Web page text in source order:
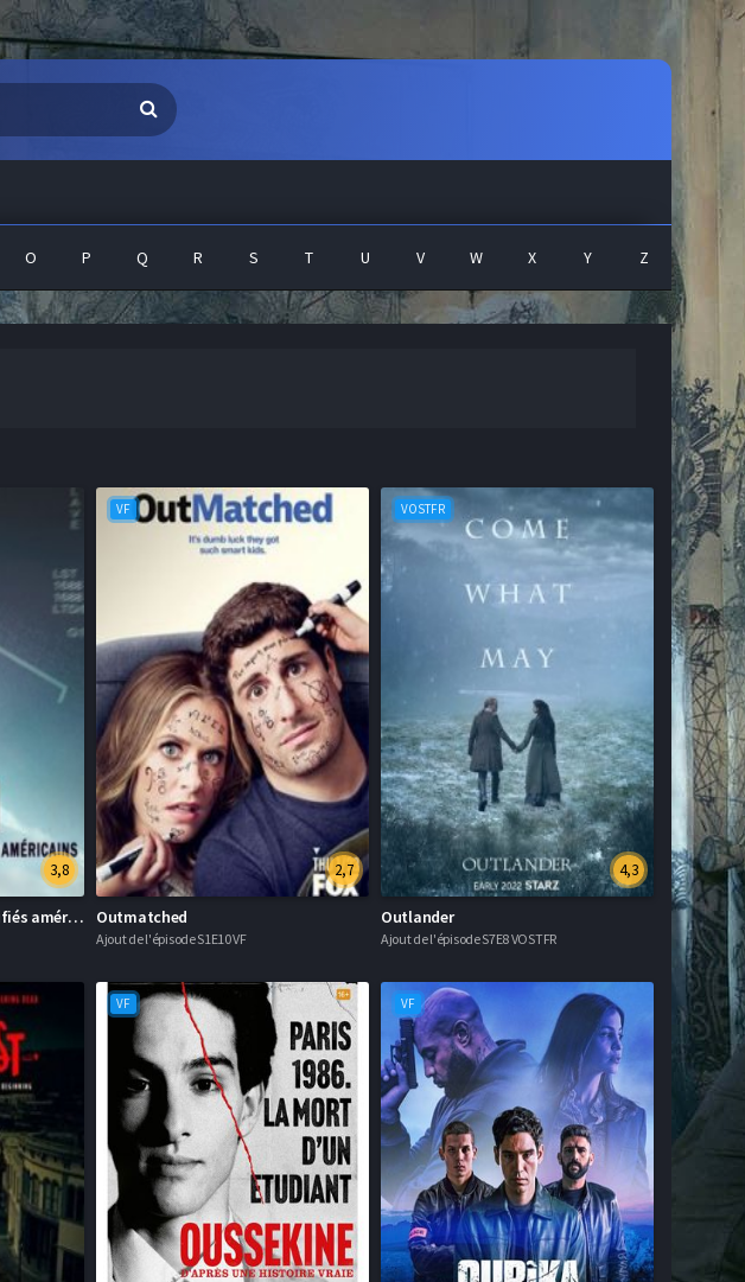
O P Q R S T U V W X Y Z
3,8
Ovni : les dossiers déclassifiés américains
VF
2,7
Outmatched
Ajout de l'épisode S1E10 VF
VOSTFR
4,3
Outlander
Ajout de l'épisode S7E8 VOSTFR
VF VF